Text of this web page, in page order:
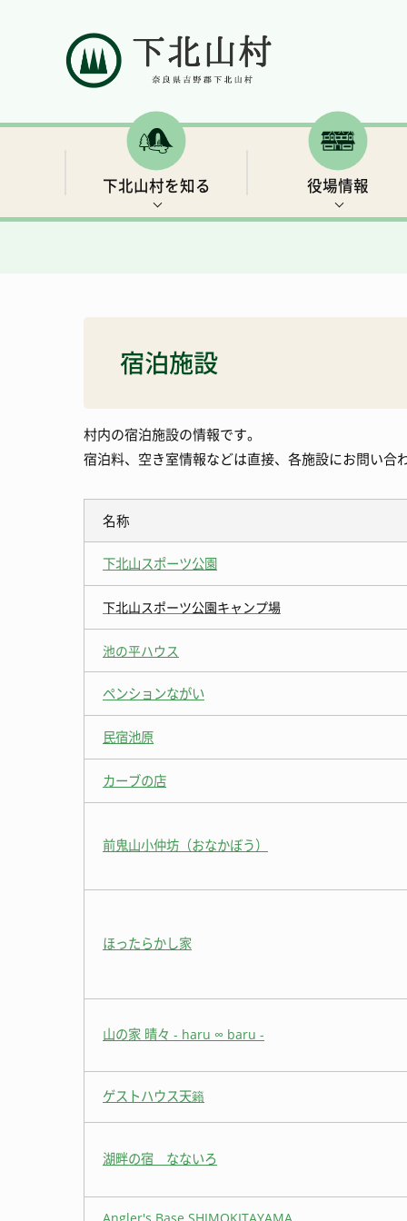
下北山村を知る
総合戦略
役場情報
リンク集
子育て・教育
消防・防災
キャンプ
宿泊施設
観光いろいろ
宿泊施設
村内の宿泊施設の情報です。
宿泊料、空き室情報などは直接、各施設にお問い合
名称
下北山スポーツ公園
下北山スポーツ公園キャンプ場
池の平ハウス
ペンションながい
民宿池原
カーブの店
前鬼山小仲坊（おなかぼう）
ほったらかし家
山の家 晴々 - haru ∞ baru -
ゲストハウス天籟
湖畔の宿 なないろ